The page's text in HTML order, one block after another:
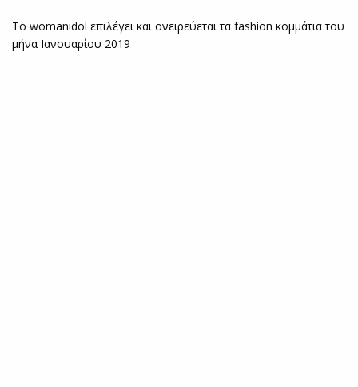
Το womanidol επιλέγει και ονειρεύεται τα fashion κομμάτια του
μήνα Ιανουαρίου 2019